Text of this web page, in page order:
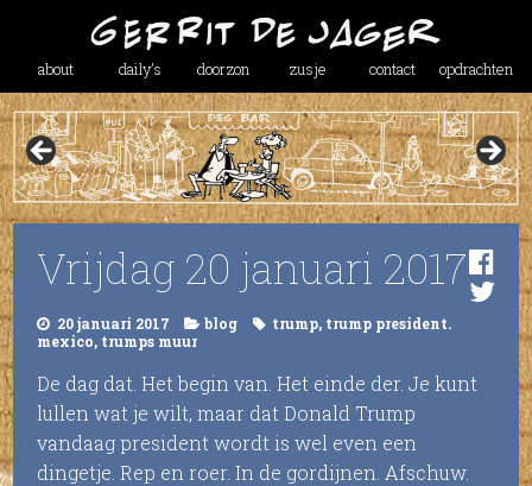
about daily’s doorzon zusje contact opdrachten
Vrijdag 20 januari 2017
20 januari 2017 blog trump, trump president.
mexico, trumps muur
De dag dat. Het begin van. Het einde der. Je kunt
lullen wat je wilt, maar dat Donald Trump
vandaag president wordt is wel even een
dingetje. Rep en roer. In de gordijnen. Afschuw.